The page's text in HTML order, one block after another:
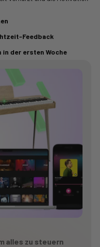
Feedback
der ersten Woche
alles zu steuern